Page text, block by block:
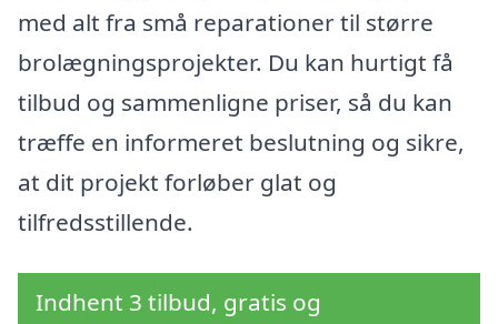
med alt fra små reparationer til større
brolægningsprojekter. Du kan hurtigt få
tilbud og sammenligne priser, så du kan
træffe en informeret beslutning og sikre,
at dit projekt forløber glat og
tilfredsstillende.
Indhent 3 tilbud, gratis og